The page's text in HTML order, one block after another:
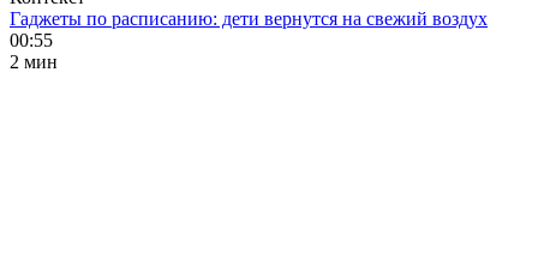
Гаджеты по расписанию: дети вернутся на свежий воздух
00:55
2 мин